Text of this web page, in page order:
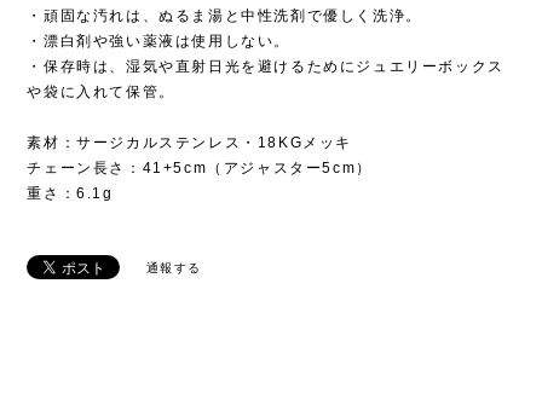
・頑固な汚れは、ぬるま湯と中性洗剤で優しく洗浄。
・漂白剤や強い薬液は使用しない。
・保存時は、湿気や直射日光を避けるためにジュエリーボックス
や袋に入れて保管。
素材：サージカルステンレス・18KGメッキ
チェーン長さ：41+5cm（アジャスター5cm）
重さ：6.1g
通報する